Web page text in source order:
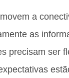
a
as
precisam ser